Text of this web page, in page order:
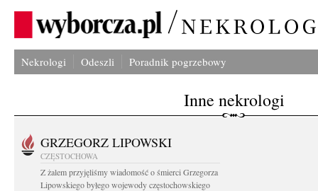
Nekrologi Odeszli Poradnik pogrzebowy
Inne nekrologi
GRZEGORZ LIPOWSKI
CZĘSTOCHOWA
Z żalem przyjęliśmy wiadomość o śmierci Grzegorza
Lipowskiego byłego wojewody częstochowskiego